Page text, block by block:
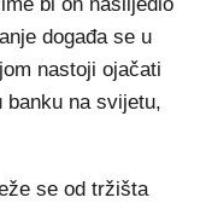
događa se u
nastoji ojačati
na svijetu,
se od tržišta